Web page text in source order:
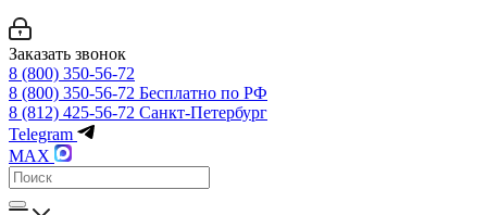
Заказать звонок
8 (800) 350-56-72
8 (800) 350-56-72 Бесплатно по РФ
8 (812) 425-56-72 Санкт-Петербург
Telegram
MAX